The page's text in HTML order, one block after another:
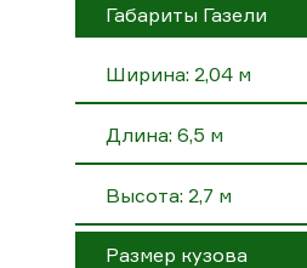
Габариты Газели
Ширина: 2,04 м
Длина: 6,5 м
Высота: 2,7 м
Размер кузова